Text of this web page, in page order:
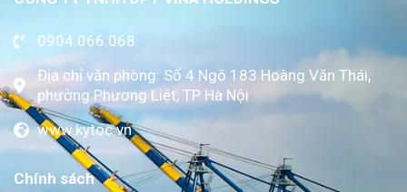
0904.066.068
Địa chỉ văn phòng: Số 4 Ngõ 183 Hoàng Văn Thái,
phường Phương Liệt, TP Hà Nội
www.kytoc.vn
Chính sách